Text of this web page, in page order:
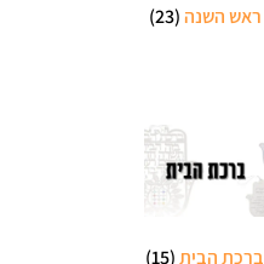
ראש השנה(23)
ברכת הבית(15)